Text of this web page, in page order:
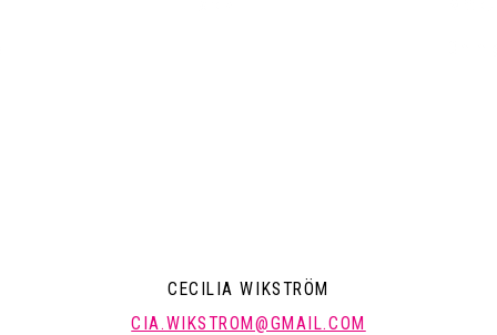
CECILIA WIKSTRÖM
CIA.WIKSTROM@GMAIL.COM